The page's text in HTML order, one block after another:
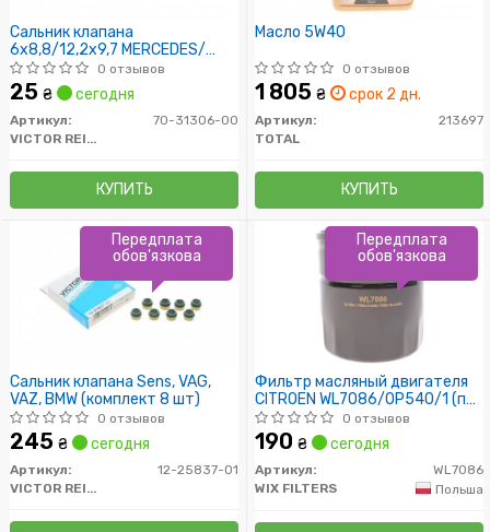
Сальник клапана
6x8,8/12,2x9,7 MERCEDES/
OPEL/ AUDI
0 отзывов
25 ₴ сегодня
Артикул:
70-31306-00
VICTOR REINZ
КУПИТЬ
Масло 5W40
0 отзывов
1 805 ₴ срок 2 дн.
Артикул:
213697
TOTAL
КУПИТЬ
Сальник клапана Sens, VAG,
VAZ, BMW (комплект 8 шт)
0 отзывов
245 ₴ сегодня
Артикул:
12-25837-01
VICTOR REINZ
Передплата
обов'язкова
Фильтр масляный двигателя
CITROEN WL7086/OP540/1 (пр-
во WIX-Filtron)0 отзывов
190 ₴ сегодня
Артикул:
WL7086
WIX FILTERS
Польша
Передплата
обов'язкова